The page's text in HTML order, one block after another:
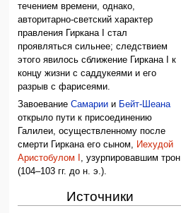
течением времени, однако,
авторитарно-светский характер
правления Гиркана I стал
проявляться сильнее; следствием
этого явилось сближение Гиркана I к
концу жизни с саддукеями и его
разрыв с фарисеями.
ЗавоеваниеСамарии и Бейт-Шеана
открыло пути к присоединению
Галилеи, осуществленному после
смерти Гиркана его сыном, Иехудой
Аристобулом I , узурпировавшим трон
(104–103 гг. до н. э.).
Источники